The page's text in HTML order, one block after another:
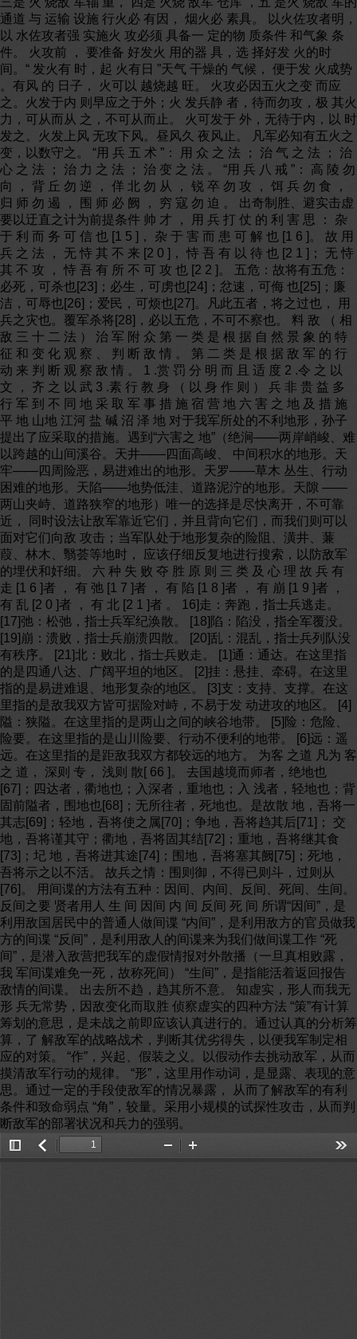
通道 与 运输 设施 行火必 有因， 烟火必 素具。 以火佐攻者明，
以 水佐攻者强 实施火 攻必须 具备一 定的物 质条件 和气象 条
件。 火攻前 ， 要准备 好发火 用的器 具，选 择好发 火的时
间。“ 发火有 时，起 火有日 ”天气 干燥的 气候， 便于发 火成势
。有风 的 日子， 火可以 越烧越 旺。 火攻必因五火之变 而应
之。火发于内 则早应之于外；火 发兵静 者，待而勿攻，极 其火
力，可从而从 之，不可从而止。 火可发于 外，无待于内，以 时
发之。火发上风 无攻下风。昼风久 夜风止。 凡军必知有五火之
变，以数守之。 “用 兵 五 术 ”： 用 众 之 法 ； 治 气 之 法 ； 治
心 之 法 ； 治 力 之 法 ； 治 变 之 法 。 “用 兵 八 戒 ”： 高 陵 勿
向 ， 背 丘 勿 逆 ， 佯 北 勿 从 ， 锐 卒 勿 攻 ， 饵 兵 勿 食 ，
归 师 勿 遏 ， 围 师 必 阙 ， 穷 寇 勿 迫 。 出奇制胜、避实击虚
要以迂直之计为前提条件 帅 才 ， 用 兵 打 仗 的 利 害 思 ： 杂
于 利 而 务 可 信 也 [1 5 ]， 杂 于 害 而 患 可 解 也 [1 6 ]。 故 用
兵 之 法 ， 无 恃 其 不 来 [2 0 ]， 恃 吾 有 以 待 也 [2 1 ]； 无 恃
其 不 攻 ， 恃 吾 有 所 不 可 攻 也 [2 2 ]。 五危：故将有五危：
必死，可杀也[23]；必生，可虏也[24]；忿速，可侮 也[25]；廉
洁，可辱也[26]；爱民，可烦也[27]。凡此五者，将之过也， 用
兵之灾也。覆军杀将[28]，必以五危，不可不察也。 料 敌 （ 相
敌 三 十 二 法 ） 治 军 附 众 第 一 类 是 根 据 自 然 景 象 的 特
征 和 变 化 观 察 、 判 断 敌 情 。 第 二 类 是 根 据 敌 军 的 行
动 来 判 断 观 察 敌 情 。 1 .赏 罚 分 明 而 且 适 度 2 .令 之 以
文 ， 齐 之 以 武 3 .素 行 教 身 （ 以 身 作 则 ） 兵 非 贵 益 多
行 军 到 不 同 地 采 取 军 事 措 施 宿 营 地 六 害 之 地 及 措 施
平 地 山地 江河 盐 碱 沼 泽 地 对于我军所处的不利地形，孙子
提出了应采取的措施。遇到“六害之 地”（绝涧——两岸峭峻、难
以跨越的山间溪谷。天井——四面高峻、 中间积水的地形。天
牢——四周险恶，易进难出的地形。天罗——草木 丛生、行动
困难的地形。天陷——地势低洼、道路泥泞的地形。天隙 ——
两山夹峙、道路狭窄的地形）唯一的选择是尽快离开，不可靠
近， 同时设法让敌军靠近它们，并且背向它们，而我们则可以
面对它们向敌 攻击；当军队处于地形复杂的险阻、潢井、蒹
葭、林木、翳荟等地时， 应该仔细反复地进行搜索，以防敌军
的埋伏和奸细。 六 种 失 败 夺 胜 原 则 三 类 及 心 理 故 兵 有
走 [1 6 ]者 ， 有 弛 [1 7 ]者 ， 有 陷 [1 8 ]者 ， 有 崩 [1 9 ]者 ，
有 乱 [2 0 ]者 ， 有 北 [2 1 ]者 。 16]走：奔跑，指士兵逃走。
[17]弛：松弛，指士兵军纪涣散。 [18]陷：陷没，指全军覆没。
[19]崩：溃败，指士兵崩溃四散。 [20]乱：混乱，指士兵列队没
有秩序。 [21]北：败北，指士兵败走。 [1]通：通达。在这里指
的是四通八达、广阔平坦的地区。 [2]挂：悬挂、牵碍。在这里
指的是易进难退、地形复杂的地区。 [3]支：支持、支撑。在这
里指的是敌我双方皆可据险对峙，不易于发 动进攻的地区。 [4]
隘：狭隘。在这里指的是两山之间的峡谷地带。 [5]险：危险、
险要。在这里指的是山川险要、行动不便利的地带。 [6]远：遥
远。在这里指的是距敌我双方都较远的地方。 为客 之道 凡为 客
之 道， 深则 专， 浅则 散[ 66 ]。 去国越境而师者，绝地也
[67]；四达者，衢地也；入深者，重地也；入 浅者，轻地也；背
固前隘者，围地也[68]；无所往者，死地也。是故散 地，吾将一
其志[69]；轻地，吾将使之属[70]；争地，吾将趋其后[71]； 交
地，吾将谨其守；衢地，吾将固其结[72]；重地，吾将继其食
[73]；圮 地，吾将进其途[74]；围地，吾将塞其阙[75]；死地，
吾将示之以不活。 故兵之情：围则御，不得已则斗，过则从
[76]。 用间谍的方法有五种：因间、内间、反间、死间、生间。
反间之要 贤者用人 生 间 因间 内 间 反间 死 间 所谓“因间”，是
利用敌国居民中的普通人做间谍 “内间”，是利用敌方的官员做我
方的间谍 “反间”，是利用敌人的间谍来为我们做间谍工作 “死
间”，是潜入敌营把我军的虚假情报对外散播（一旦真相败露，
我 军间谍难免一死，故称死间） “生间”，是指能活着返回报告
敌情的间谍。 出去所不趋，趋其所不意。 知虚实，形人而我无
形 兵无常势，因敌变化而取胜 侦察虚实的四种方法 “策”有计算
筹划的意思，是未战之前即应该认真进行的。通过认真的分析筹
算，了 解敌军的战略战术，判断其优劣得失，以便我军制定相
应的对策。 “作”，兴起、假装之义。以假动作去挑动敌军，从而
摸清敌军行动的规律。 “形”，这里用作动词，是显露、表现的意
思。通过一定的手段使敌军的情况暴露， 从而了解敌军的有利
条件和致命弱点 “角”，较量。采用小规模的试探性攻击，从而判
断敌军的部署状况和兵力的强弱。
Toggle返
Zoom